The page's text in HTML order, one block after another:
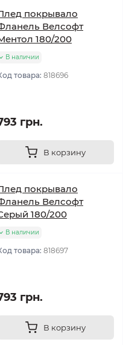
покрывало
Велсофт
180/200
В наличии
товара: 818696
грн.
В корзину
покрывало
Велсофт
180/200
В наличии
товара: 818697
грн.
В корзину